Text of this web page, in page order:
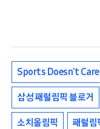
Sports Doesn't Care
삼성 패럴림픽 블로거
소치올림픽 패럴림